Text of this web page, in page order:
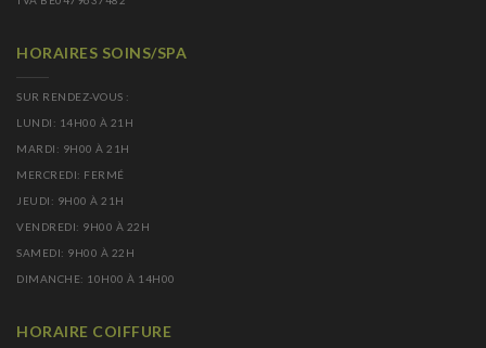
HORAIRES SOINS/SPA
SUR RENDEZ-VOUS :
LUNDI: 14H00 À 21H
MARDI: 9H00 À 21H
MERCREDI: FERMÉ
JEUDI: 9H00 À 21H
VENDREDI: 9H00 À 22H
SAMEDI: 9H00 À 22H
DIMANCHE: 10H00 À 14H00
HORAIRE COIFFURE